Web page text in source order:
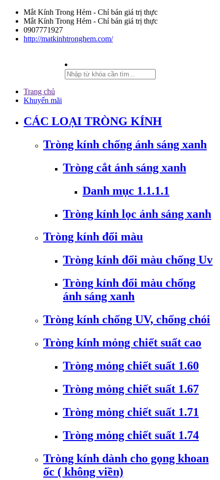
Mắt Kính Trong Hẻm - Chỉ bán giá trị thực
Mắt Kính Trong Hẻm - Chỉ bán giá trị thực
0907771927
http://matkinhtronghem.com/
Trang chủ
Khuyến mãi
CÁC LOẠI TRÒNG KÍNH
Tròng kính chống ánh sáng xanh
Tròng cắt ánh sáng xanh
Danh mục 1.1.1.1
Tròng kính lọc ánh sáng xanh
Tròng kính đổi màu
Tròng kính đổi màu chống Uv
Tròng kính đổi màu chống
ánh sáng xanh
Tròng kính chống UV, chống chói
Tròng kính mỏng chiết suất cao
Tròng mỏng chiết suất 1.60
Tròng mỏng chiết suất 1.67
Tròng mỏng chiết suất 1.71
Tròng mỏng chiết suất 1.74
Tròng kính dành cho gọng khoan
ốc ( không viền)